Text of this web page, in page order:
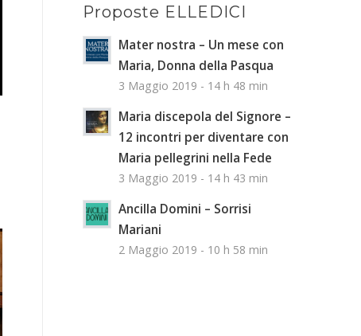
Proposte ELLEDICI
Mater nostra – Un mese con
Maria, Donna della Pasqua
3 Maggio 2019 - 14 h 48 min
Maria discepola del Signore –
12 incontri per diventare con
Maria pellegrini nella Fede
3 Maggio 2019 - 14 h 43 min
Ancilla Domini – Sorrisi
Mariani
2 Maggio 2019 - 10 h 58 min